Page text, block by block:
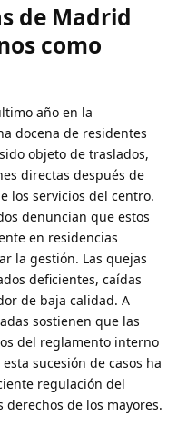
de Madrid
como
año en la
docena de residentes
objeto de traslados,
directas después de
los servicios del centro.
denuncian que estos
en residencias
la gestión. Las quejas
deficientes, caídas
de baja calidad. A
sostienen que las
del reglamento interno
sucesión de casos ha
regulación del
de los mayores.